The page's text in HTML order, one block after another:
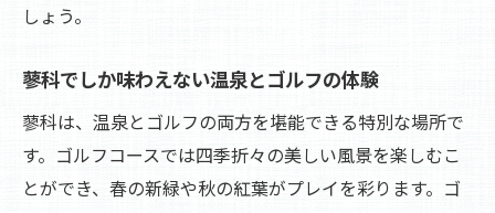
しょう。
蓼科でしか味わえない温泉とゴルフの体験
蓼科は、温泉とゴルフの両方を堪能できる特別な場所で
す。ゴルフコースでは四季折々の美しい風景を楽しむこ
とができ、春の新緑や秋の紅葉がプレイを彩ります。ゴ